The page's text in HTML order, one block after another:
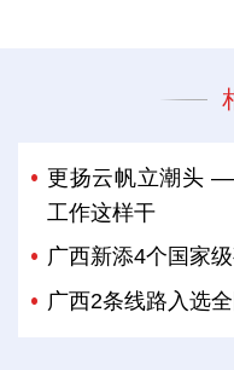
更扬云帆立潮头
工作这样干
广西新添4个国家
广西2条线路入选